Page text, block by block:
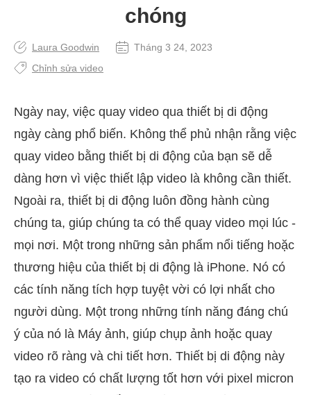
chóng
Laura Goodwin
Tháng 3 24, 2023
Chỉnh sửa video
Ngày nay, việc quay video qua thiết bị di động
ngày càng phổ biến. Không thể phủ nhận rằng việc
quay video bằng thiết bị di động của bạn sẽ dễ
dàng hơn vì việc thiết lập video là không cần thiết.
Ngoài ra, thiết bị di động luôn đồng hành cùng
chúng ta, giúp chúng ta có thể quay video mọi lúc -
mọi nơi. Một trong những sản phẩm nổi tiếng hoặc
thương hiệu của thiết bị di động là iPhone. Nó có
các tính năng tích hợp tuyệt vời có lợi nhất cho
người dùng. Một trong những tính năng đáng chú
ý của nó là Máy ảnh, giúp chụp ảnh hoặc quay
video rõ ràng và chi tiết hơn. Thiết bị di động này
tạo ra video có chất lượng tốt hơn với pixel micron